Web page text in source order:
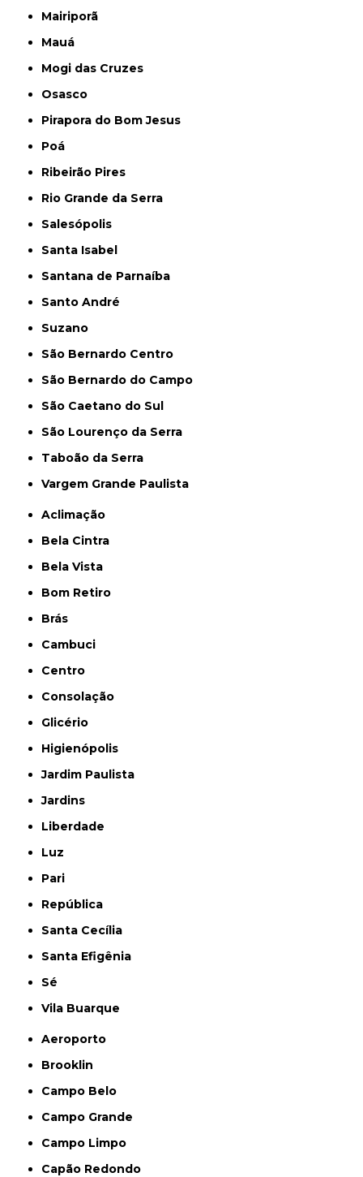
Mairiporã
Mauá
Mogi das Cruzes
Osasco
Pirapora do Bom Jesus
Poá
Ribeirão Pires
Rio Grande da Serra
Salesópolis
Santa Isabel
Santana de Parnaíba
Santo André
Suzano
São Bernardo Centro
São Bernardo do Campo
São Caetano do Sul
São Lourenço da Serra
Taboão da Serra
Vargem Grande Paulista
Aclimação
Bela Cintra
Bela Vista
Bom Retiro
Brás
Cambuci
Centro
Consolação
Glicério
Higienópolis
Jardim Paulista
Jardins
Liberdade
Luz
Pari
República
Santa Cecília
Santa Efigênia
Sé
Vila Buarque
Aeroporto
Brooklin
Campo Belo
Campo Grande
Campo Limpo
Capão Redondo